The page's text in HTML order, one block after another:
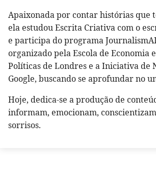
Apaixonada por contar histórias que
ela estudou Escrita Criativa com o
e participa do programa
organizado pela Escola de Economia
Políticas de Londres e a Iniciativa de
Google, buscando se aprofundar no
Hoje, dedica-se a produção de
informam, emocionam,
sorrisos.